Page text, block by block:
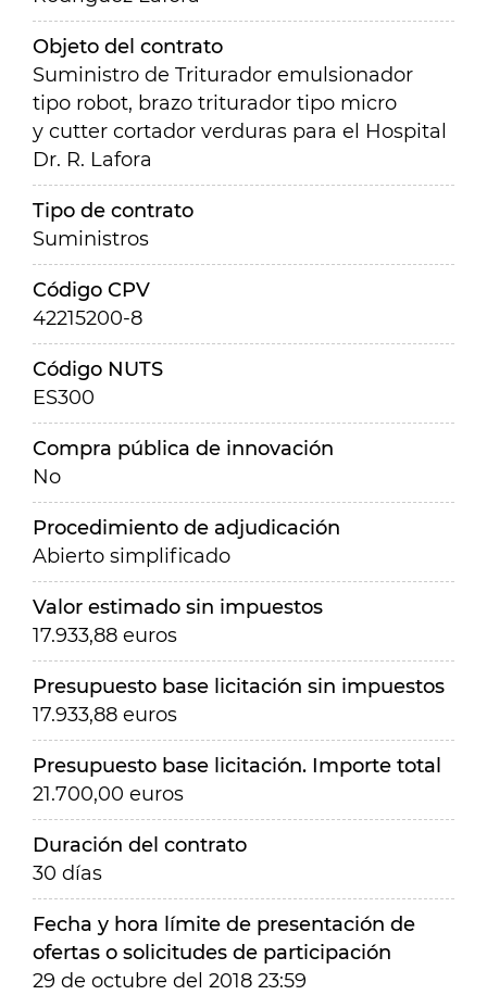
Objeto del contrato
Suministro de Triturador emulsionador
tipo robot, brazo triturador tipo micro
y cutter cortador verduras para el Hospital
Dr. R. Lafora
Tipo de contrato
Suministros
Código CPV
42215200-8
Código NUTS
ES300
Compra pública de innovación
No
Procedimiento de adjudicación
Abierto simplificado
Valor estimado sin impuestos
17.933,88 euros
Presupuesto base licitación sin impuestos
17.933,88 euros
Presupuesto base licitación. Importe total
21.700,00 euros
Duración del contrato
30 días
Fecha y hora límite de presentación de
ofertas o solicitudes de participación
29 de octubre del 2018 23:59